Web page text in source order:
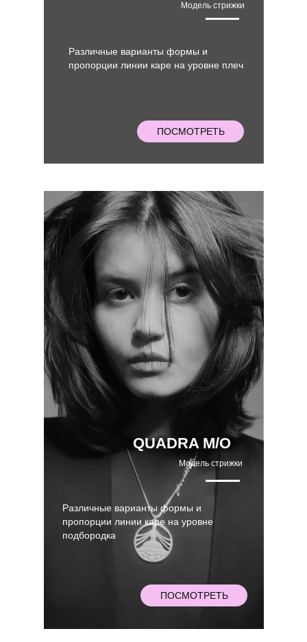
QUADRA M/O
ПОСМОТРЕТЬ
Различные варианты формы и
пропорции линии каре на уровне
подбородка
ПОСМОТРЕТЬ
Различные варианты формы и
пропорции линии каре на уровне плеч
Модель стрижки
Модель стрижки